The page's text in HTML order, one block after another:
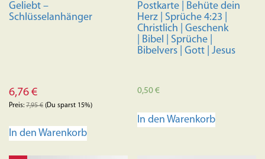
Geliebt –
Schlüsselanhänger
6,76 €
Preis: 7,95€ (Du sparst 15%)
In den Warenkorb
Postkarte | Behüte dein
Herz | Sprüche 4:23 |
Christlich | Geschenk
| Bibel | Sprüche |
Bibelvers | Gott | Jesus
0,50€
In den Warenkorb